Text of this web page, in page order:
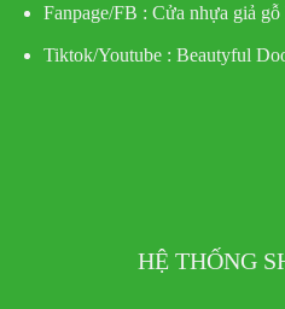
Fanpage/FB : Cửa nhựa giả
Tiktok/Youtube : Beautyful
HỆ THỐNG